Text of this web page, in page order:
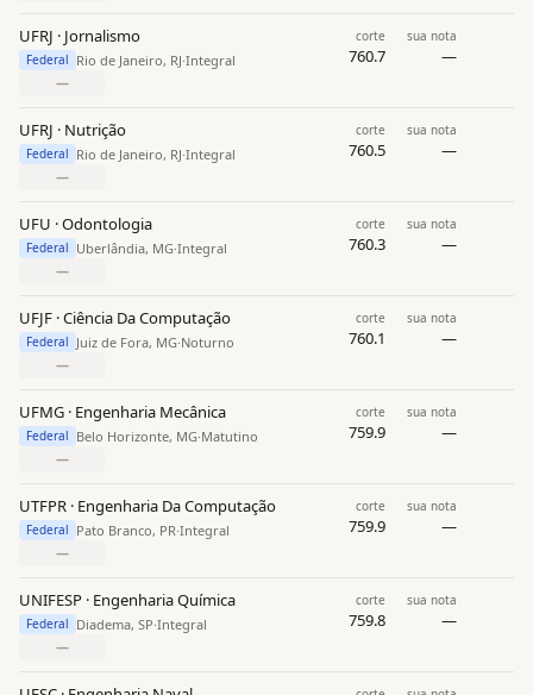
UFRJ · Jornalismo
Federal Rio de Janeiro, RJ·Integral
corte
760.7
sua nota
—
—
UFRJ · Nutrição
Federal Rio de Janeiro, RJ·Integral
corte
760.5
sua nota
—
—
UFU · Odontologia
Federal Uberlândia, MG·Integral
corte
760.3
sua nota
—
—
UFJF · Ciência Da Computação
Federal Juiz de Fora, MG·Noturno
corte
760.1
sua nota
—
—
UFMG · Engenharia Mecânica
Federal Belo Horizonte, MG·Matutino
corte
759.9
sua nota
—
—
UTFPR · Engenharia Da Computação
Federal Pato Branco, PR·Integral
corte
759.9
sua nota
—
—
UNIFESP · Engenharia Química
Federal Diadema, SP·Integral
corte
759.8
sua nota
—
—